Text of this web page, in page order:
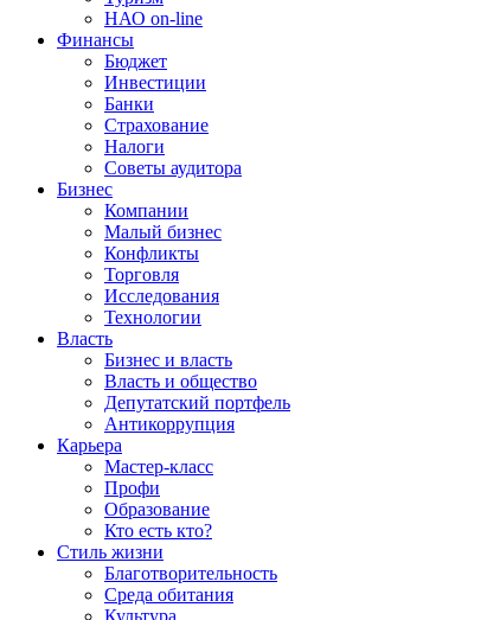
НАО on-line
Финансы
Бюджет
Инвестиции
Банки
Страхование
Налоги
Советы аудитора
Бизнес
Компании
Малый бизнес
Конфликты
Торговля
Исследования
Технологии
Власть
Бизнес и власть
Власть и общество
Депутатский портфель
Антикоррупция
Карьера
Мастер-класс
Профи
Образование
Кто есть кто?
Стиль жизни
Благотворительность
Среда обитания
Культура